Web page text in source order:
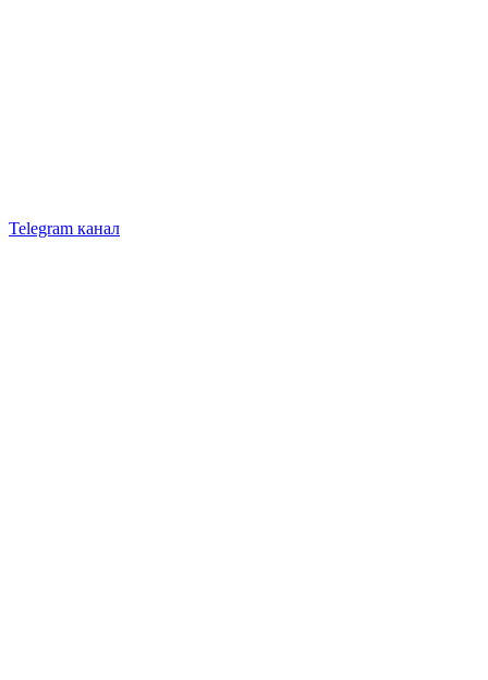
Telegram канал